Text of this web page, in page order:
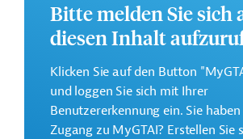
Name und Land des erfolgreichen
Geoconseil, Tunesien
Startdatum des Vertrags: 01.06.2023
Vertragssumme (Währung gem.
920.351,15 (bis zu TDN 2.608.552,779)
Bitte melden Sie sich
diesen Inhalt
Klicken Sie auf den Button
und loggen Sie sich mit Ihrer
Benutzererkennung ein. Sie
Zugang zu MyGTAI? Erstellen Sie